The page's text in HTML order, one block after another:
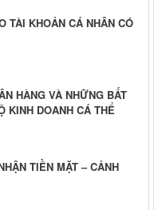
TÀI KHOẢN CÁ NHÂN CÓ
HÀNG VÀ NHỮNG BẤT
KINH DOANH CÁ THỂ
TIỀN MẶT – CẢNH